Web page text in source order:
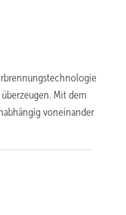
Mit dem
voneinander